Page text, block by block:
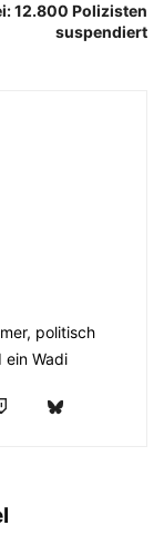
12.800 Polizisten
suspendiert
politisch
ein Wadi